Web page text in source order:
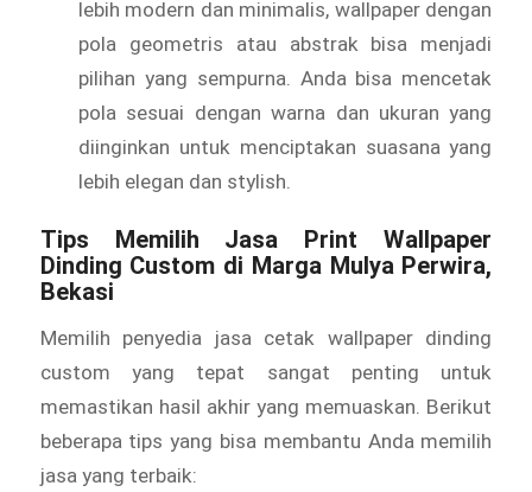
lebih modern dan minimalis, wallpaper dengan
pola geometris atau abstrak bisa menjadi
pilihan yang sempurna. Anda bisa mencetak
pola sesuai dengan warna dan ukuran yang
diinginkan untuk menciptakan suasana yang
lebih elegan dan stylish.
Tips Memilih Jasa Print Wallpaper
Dinding Custom di Marga Mulya Perwira,
Bekasi
Memilih penyedia jasa cetak wallpaper dinding
custom yang tepat sangat penting untuk
memastikan hasil akhir yang memuaskan. Berikut
beberapa tips yang bisa membantu Anda memilih
jasa yang terbaik: